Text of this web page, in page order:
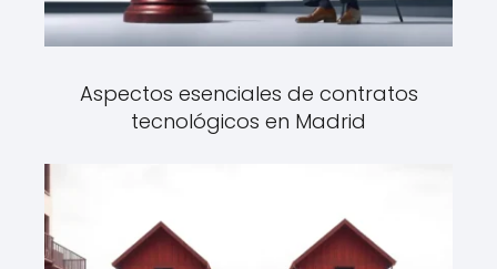
Aspectos esenciales de contratos
tecnológicos en Madrid